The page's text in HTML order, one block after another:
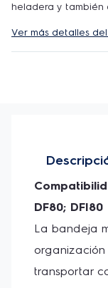
heladera y también
altamente
ser utilizada en
Ver más detalles
DF80; DFI80
La bandeja
transportar